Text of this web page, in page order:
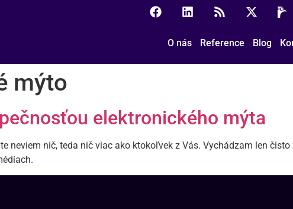
O nás Reference Blog
mýto
elektronického mýta
neviem nič, teda nič viac ako ktokoľvek z Vás. Vychádzam len